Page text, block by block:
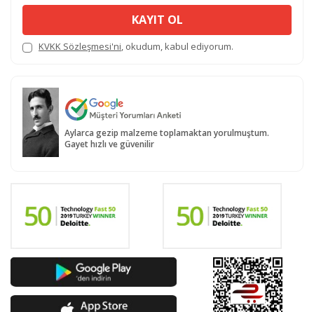
KAYIT OL
KVKK Sözleşmesi'ni, okudum, kabul ediyorum.
Aylarca gezip malzeme toplamaktan yorulmuştum.
Gayet hızlı ve güvenilir